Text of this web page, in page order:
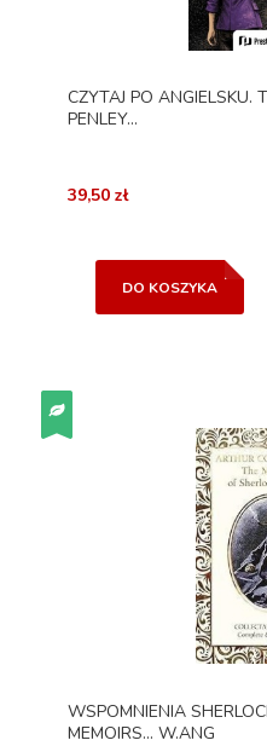
CZYTAJ PO ANGIELSKU.
PENLEY...
39,50 zł
DO KOSZYKA
WSPOMNIENIA
MEMOIRS... W.ANG